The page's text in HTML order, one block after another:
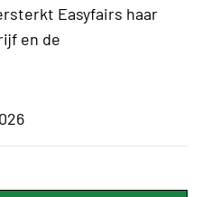
Easyfairs haar
en de